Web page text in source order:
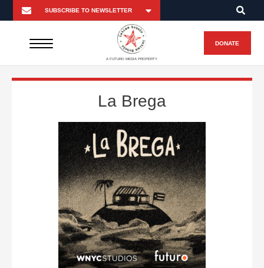
A FUTURO MEDIA PROPERTY
DONATE
La Brega